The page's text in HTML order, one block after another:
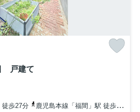
戸建て
徒歩27分
鹿児島本線「福間」駅 徒歩34分